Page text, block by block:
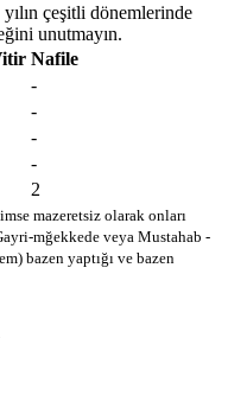
yılın çeşitli dönemlerinde
unutmayın.
Nafile
-
-
-
-
2
mazeretsiz olarak onları
mğekkede veya Mustahab -
bazen yaptığı ve bazen